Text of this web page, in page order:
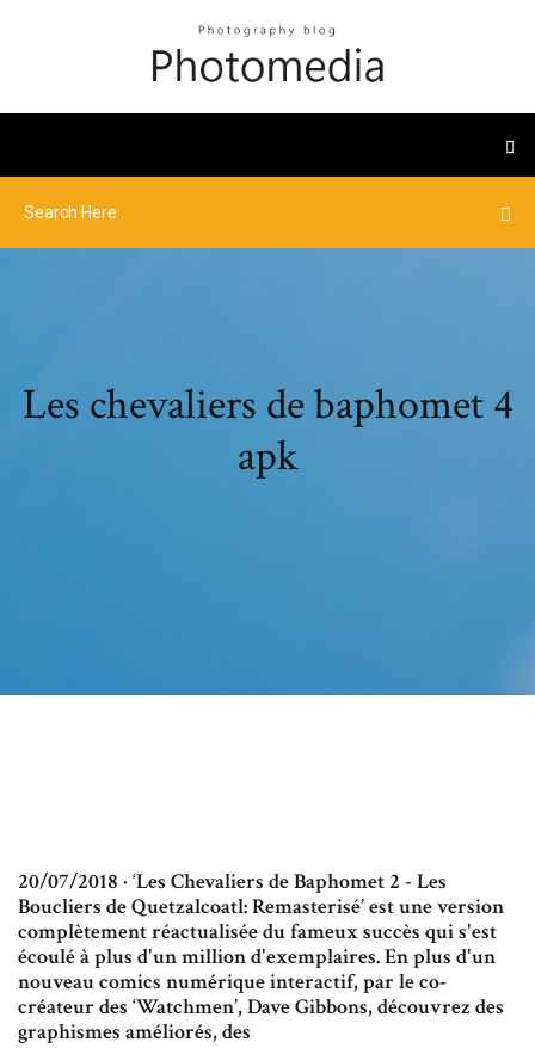
Les chevaliers de baphomet 4
apk
20/07/2018 · ‘Les Chevaliers de Baphomet 2 - Les
Boucliers de Quetzalcoatl: Remasterisé’ est une version
complètement réactualisée du fameux succès qui s'est
écoulé à plus d'un million d'exemplaires. En plus d'un
nouveau comics numérique interactif, par le co-
créateur des ‘Watchmen’, Dave Gibbons, découvrez des
graphismes améliorés, des